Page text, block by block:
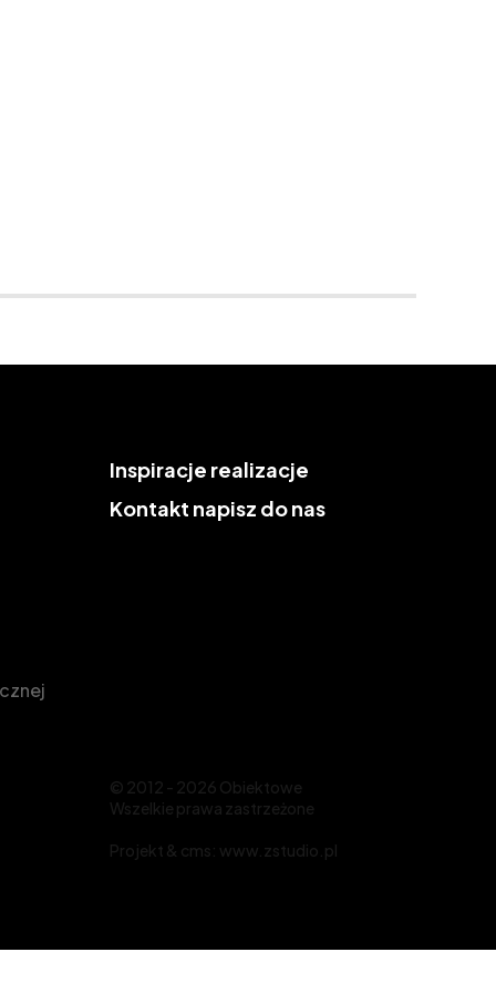
Inspiracje realizacje
Kontakt napisz do nas
© 2012 - 2026 Obiektowe
Wszelkie prawa zastrzeżone
Projekt & cms: www.zstudio.pl